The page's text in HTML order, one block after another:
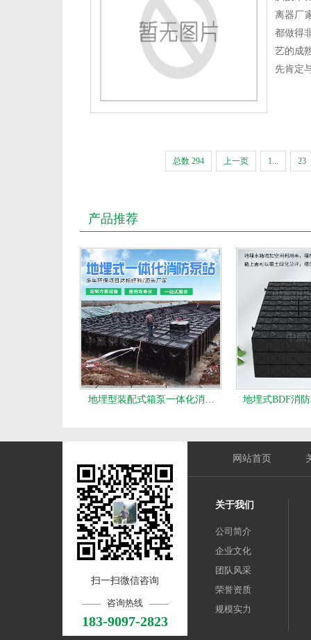
离器厂
都做得
艺的成
先肯定
总数 294 上一页 1... 23
产品推荐
地埋型装配式箱泵一体化消… 地埋式BDF消
扫一扫微信咨询
咨询热线
183-9097-2823
网站首页
关于我们
公司简介
企业文化
团队风采
荣誉资质
规模实力